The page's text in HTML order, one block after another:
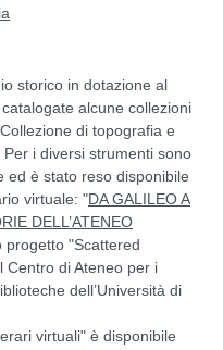
storico in dotazione al
alcune collezioni
di topografia e
i diversi strumenti sono
ed è stato reso disponibile
virtuale: "DA GALILEO A
DELL’ATENEO
progetto "Scattered
Centro di Ateneo per i
dell’Università di
virtuali" è disponibile